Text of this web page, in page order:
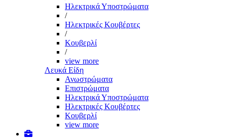
Ηλεκτρικά Υποστρώματα
/
Ηλεκτρικές Κουβέρτες
/
Κουβερλί
/
view more
Λευκά Είδη
Ανωστρώματα
Επιστρώματα
Ηλεκτρικά Υποστρώματα
Ηλεκτρικές Κουβέρτες
Κουβερλί
view more